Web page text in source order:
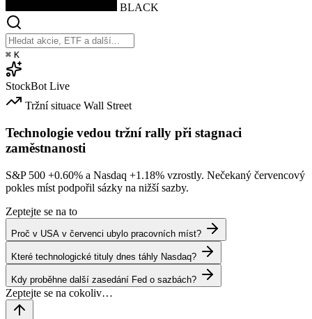
BLACK
⌘ K
StockBot Live
Tržní situace Wall Street
Technologie vedou tržní rally při stagnaci
zaměstnanosti
S&P 500 +0.60% a Nasdaq +1.18% vzrostly. Nečekaný červencový
pokles míst podpořil sázky na nižší sazby.
Zeptejte se na to
Proč v USA v červenci ubylo pracovních míst?
Které technologické tituly dnes táhly Nasdaq?
Kdy proběhne další zasedání Fed o sazbách?